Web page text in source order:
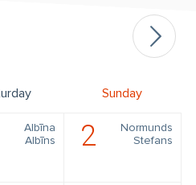
Sunday
Albīna
Albīns
2
Normunds
Stefans